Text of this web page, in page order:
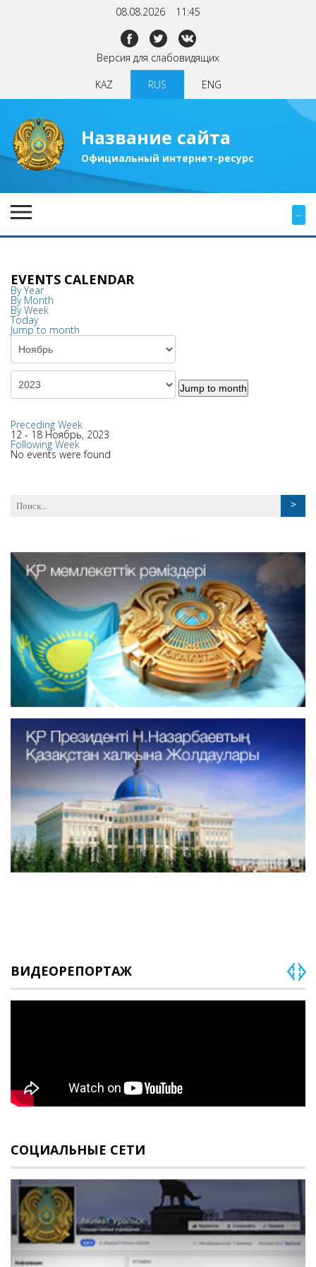
08.08.2026 11:45
Версия для слабовидящих
KAZ
RUS ENG
Название сайта
Официальный интернет-ресурс
...
EVENTS CALENDAR
By Year
By Month
By Week
Today
Jump to month
Jump to month
Preceding Week
12 - 18 Ноябрь, 2023
Following Week
No events were found
ВИДЕОРЕПОРТАЖ
СОЦИАЛЬНЫЕ СЕТИ